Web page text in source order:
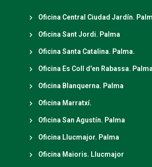
Oficina Central Ciudad Jardín.
Oficina Sant Jordi. Palma
Oficina Santa Catalina. Palma.
Oficina Es Coll d'en Rabassa. Palma
Oficina Blanquerna. Palma
Oficina Marratxí.
Oficina San Agustín. Palma
Oficina Llucmajor. Palma
Oficina Maioris. Llucmajor